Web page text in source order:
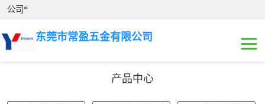
公司*
东莞市常盈五金有限公司
产品中心